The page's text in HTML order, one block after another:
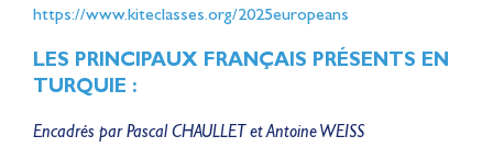
https://www.kiteclasses.org/2025europeans
LES PRINCIPAUX FRANÇAIS PRÉSENTS EN
TURQUIE :
Encadrés par Pascal CHAULLET et Antoine WEISS